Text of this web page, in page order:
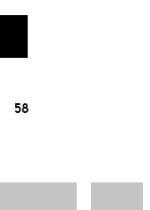
58